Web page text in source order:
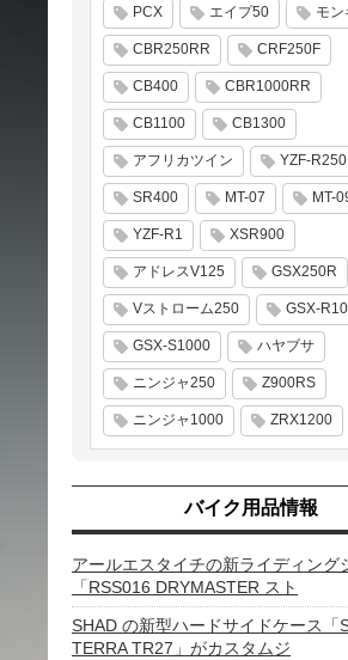
PCX エイプ50 モン
CBR250RR CRF250F
CB400 CBR1000RR
CB1100 CB1300
アフリカツイン YZF-R250
SR400 MT-07 MT-
YZF-R1 XSR900
アドレスV125 GSX250R
Vストローム250 GSX-
GSX-S1000 ハヤブサ
ニンジャ250 Z900RS
ニンジャ1000 ZRX1200
バイク用品情報
アールエスタイチの新ライディング
「RSS016 DRYMASTER スト
SHAD の新型ハードサイドケース「
TERRA TR27」がカスタムジ